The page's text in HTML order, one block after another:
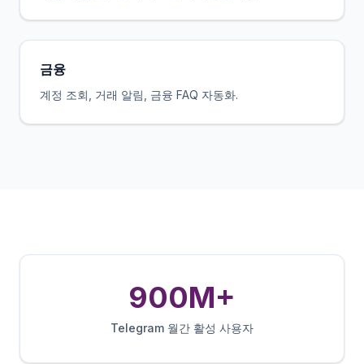
금융
계정 조회, 거래 알림, 금융 FAQ 자동화.
900M+
Telegram 월간 활성 사용자